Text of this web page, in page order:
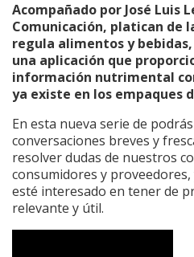
Acompañado por José Luis
Comunicación, platican de
regula alimentos y bebidas,
una aplicación que
información nutrimental
ya existe en los empaques
En esta nueva serie de
conversaciones breves y
resolver dudas de nuestros
consumidores y
esté interesado en tener de
relevante y útil.